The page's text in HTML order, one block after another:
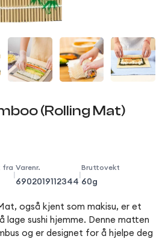
(Rolling Mat)
fra
|
Varenr.
6902019112344
|
Bruttovekt
60g
også kjent som makisu, er et
lage sushi hjemme. Denne matten
og er designet for å hjelpe deg